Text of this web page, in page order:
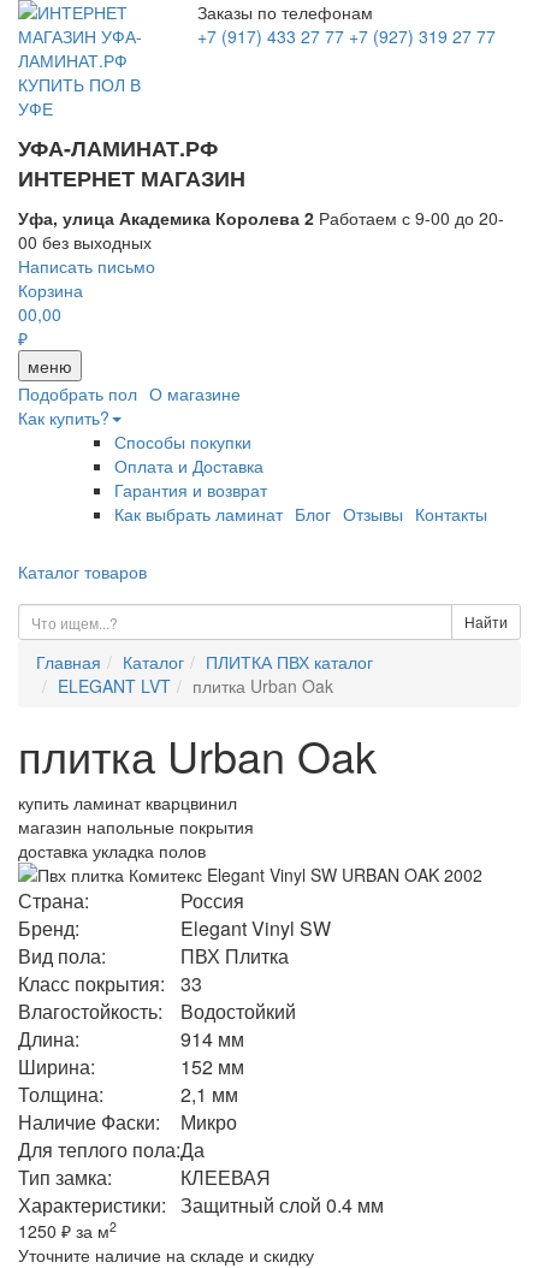
Заказы по телефонам
+7 (917) 433 27 77 +7 (927) 319 27 77
УФА-ЛАМИНАТ.РФ
ИНТЕРНЕТ МАГАЗИН
Уфа, улица Академика Королева 2 Работаем с 9-00 до 20-
00 без выходных
Написать письмо
Корзина
00,00
₽
меню
Подобрать пол О магазине
Как купить?
Способы покупки
Оплата и Доставка
Гарантия и возврат
Как выбрать ламинат Блог Отзывы Контакты
Каталог товаров
Найти
Главная Каталог
ПЛИТКА ПВХ каталог
ELEGANT LVT
плитка Urban Oak
плитка Urban Oak
купить ламинат кварцвинил
магазин напольные покрытия
доставка укладка полов
Страна:
Россия
Бренд:
Elegant Vinyl SW
Вид пола:
ПВХ Плитка
Класс покрытия:
33
Влагостойкость:
Водостойкий
Длина:
914 мм
Ширина:
152 мм
Толщина:
2,1 мм
Наличие Фаски:
Микро
Для теплого пола:Да
Тип замка:
КЛЕЕВАЯ
Характеристики: Защитный слой 0.4 мм
1250 ₽ за м2
Уточните наличие на складе и скидку